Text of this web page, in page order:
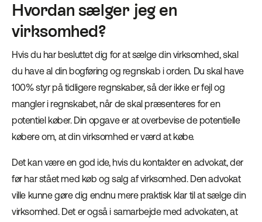
Hvordan sælger jeg en
virksomhed?
Hvis du har besluttet dig for at sælge din virksomhed, skal
du have al din bogføring og regnskab i orden. Du skal have
100% styr på tidligere regnskaber, så der ikke er fejl og
mangler i regnskabet, når de skal præsenteres for en
potentiel køber. Din opgave er at overbevise de potentielle
købere om, at din virksomhed er værd at købe.
Det kan være en god ide, hvis du kontakter en advokat, der
før har stået med køb og salg af virksomhed. Den advokat
ville kunne gøre dig endnu mere praktisk klar til at sælge din
virksomhed. Det er også i samarbejde med advokaten, at